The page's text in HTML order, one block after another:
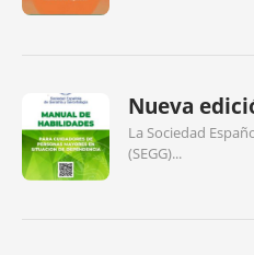
Nueva
La Sociedad
(SEGG)...